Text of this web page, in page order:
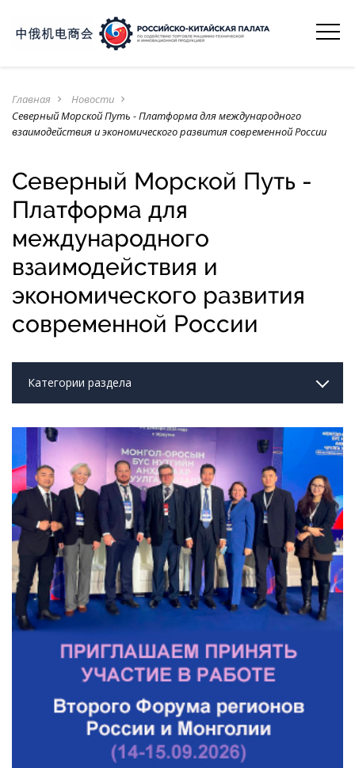
Главная navigate_next Новости navigate_next
Северный Морской Путь - Платформа для международного
взаимодействия и экономического развития современной России
Северный Морской Путь -
Платформа для
международного
взаимодействия и
экономического развития
современной России
Категории раздела